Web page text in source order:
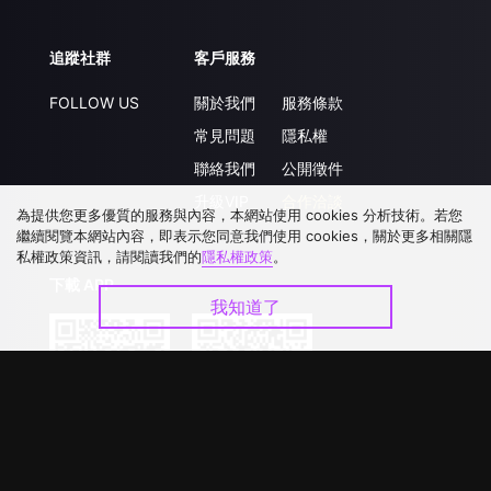
追蹤社群
FOLLOW US
客戶服務
關於我們
常見問題
聯絡我們
服務條款
隱私權
公開徵件
下載 APP
為提供您更多優質的服務與內容，本網站使用 cookies 分析技術。若您
繼續閱覽本網站內容，即表示您同意我們使用 cookies，關於更多相關隱
私權政策資訊，請閱讀我們的隱私權政策。
我知道了